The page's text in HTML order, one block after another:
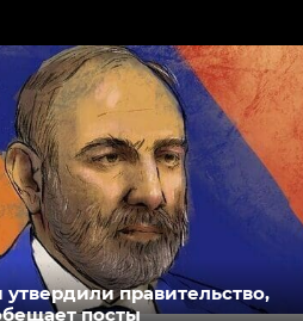
правительство,
посты